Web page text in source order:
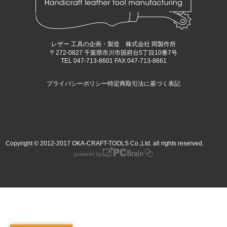
レザー 工具の企画・製造 株式会社 岡製作所
〒272-0827 千葉県市川市国府台5丁目10番7号
TEL 047-713-8601 FAX 047-713-8661
プライバシーポリシー特定商取引法に基づく表記
Copyright © 2012-2017 OKA-CRAFT-TOOLS Co.,Ltd. all rights reserved.